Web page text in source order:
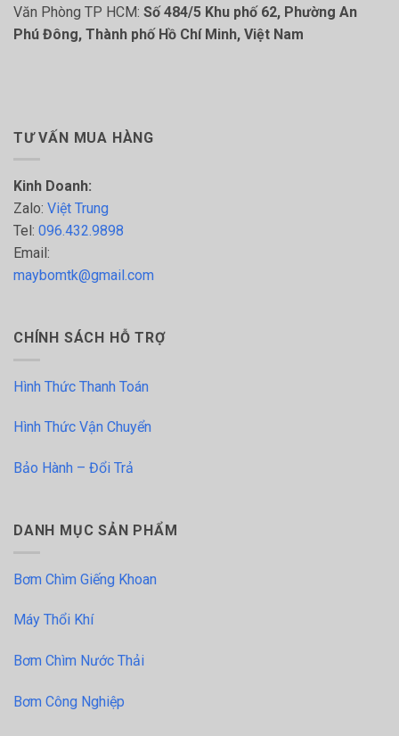
Văn Phòng TP HCM: Số 484/5 Khu phố 62, Phường An
Phú Đông, Thành phố Hồ Chí Minh, Việt Nam
TƯ VẤN MUA HÀNG
Kinh Doanh:
Zalo: Việt Trung
Tel: 096.432.9898
Email:
maybomtk@gmail.com
CHÍNH SÁCH HỖ TRỢ
Hình Thức Thanh Toán
Hình Thức Vận Chuyển
Bảo Hành – Đổi Trả
DANH MỤC SẢN PHẨM
Bơm Chìm Giếng Khoan
Máy Thổi Khí
Bơm Chìm Nước Thải
Bơm Công Nghiệp